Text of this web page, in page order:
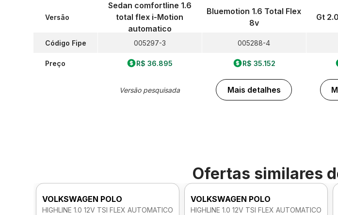
Versão
Código Fipe
Preço
Sedan comfortline 1.6
total flex i-Motion
automatico
005297-3
R$ 36.895
Versão pesquisada
Bluemotion 1.6 Total Flex
8v
005288-4
R$ 35.152
Mais detalhes
Gt
Ofertas similares
VOLKSWAGEN POLO
HIGHLINE 1.0 12V TSI FLEX AUTOMATICO
VOLKSWAGEN POLO
HIGHLINE 1.0 12V TSI FLEX AUTOMATICO